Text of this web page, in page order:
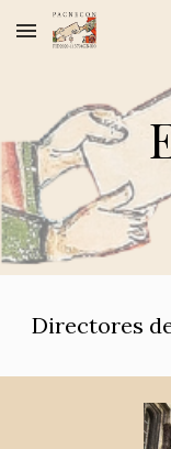
Skip to main content
Directores